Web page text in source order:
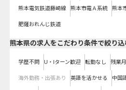
熊本電気鉄道藤崎線 熊本市電Ａ系統 熊本
肥薩おれんじ鉄道
熊本県の求人をこだわり条件で絞り込
学歴不問 U・Iターン歓迎 転勤なし 残業
海外勤務・出張あり 英語を活かせる 中国